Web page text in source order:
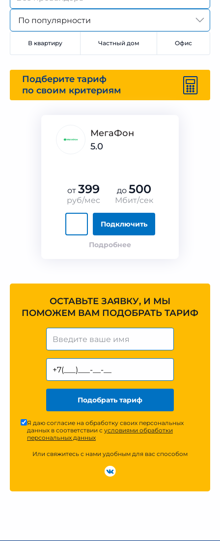
По популярности
В квартиру Частный дом Офис
Подберите тариф
по своим критериям
МегаФон
5.0
от 399
руб/мес
до 500
Мбит/сек
Подключить
Подробнее
ОСТАВЬТЕ ЗАЯВКУ, И МЫ
ПОМОЖЕМ ВАМ ПОДОБРАТЬ ТАРИФ
Подобрать тариф
Я даю согласие на обработку своих персональных
данных в соответствии с условиями обработки
персональных данных
Или свяжитесь с нами удобным для вас способом